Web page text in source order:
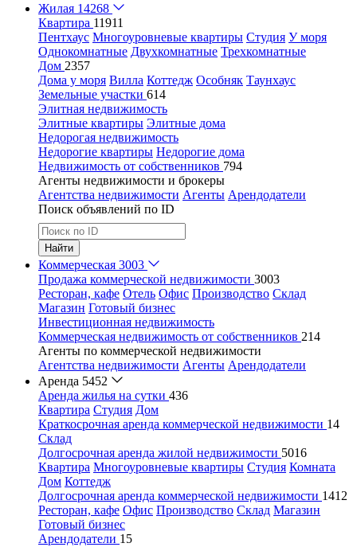
Жилая 14268
Квартира 11911
Пентхаус Многоуровневые квартиры Студия У моря
Однокомнатные Двухкомнатные Трехкомнатные
Дом 2357
Дома у моря Вилла Коттедж Особняк Таунхаус
Земельные участки 614
Элитная недвижимость
Элитные квартиры Элитные дома
Недорогая недвижимость
Недорогие квартиры Недорогие дома
Недвижимость от собственников 794
Агенты недвижимости и брокеры
Агентства недвижимости Агенты Арендодатели
Поиск объявлений по ID
Найти
Коммерческая 3003
Продажа коммерческой недвижимости 3003
Ресторан, кафе Отель Офис Производство Склад
Магазин Готовый бизнес
Инвестиционная недвижимость
Коммерческая недвижимость от собственников 214
Агенты по коммерческой недвижимости
Агентства недвижимости Агенты Арендодатели
Аренда 5452
Аренда жилья на сутки 436
Квартира Студия Дом
Краткосрочная аренда коммерческой недвижимости 14
Склад
Долгосрочная аренда жилой недвижимости 5016
Квартира Многоуровневые квартиры Студия Комната
Дом Коттедж
Долгосрочная аренда коммерческой недвижимости 1412
Ресторан, кафе Офис Производство Склад Магазин
Готовый бизнес
Арендодатели 15